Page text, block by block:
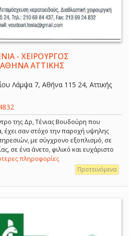
- ΧΕΙΡΟΥΡΓΟΣ
ΑΤΤΙΚΗΣ
Λάμψα 7, Αθήνα 115 24, Αττικής
της Δρ, Τένιας Βουδούρη που
έχει σαν στόχο την παροχή υψηλης
με σύγχρονο εξοπλισμό, σε
σε ένα άνετο, φιλικό και ευχάριστο
πληροφορίες
Προτεινόμενα